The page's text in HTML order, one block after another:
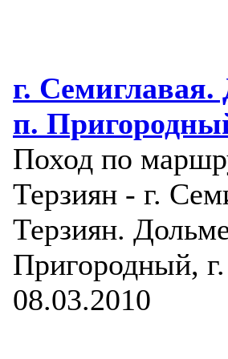
г.
п.
Поход по
Терзиян - г.
Терзиян.
Пригородный,
08.03.2010